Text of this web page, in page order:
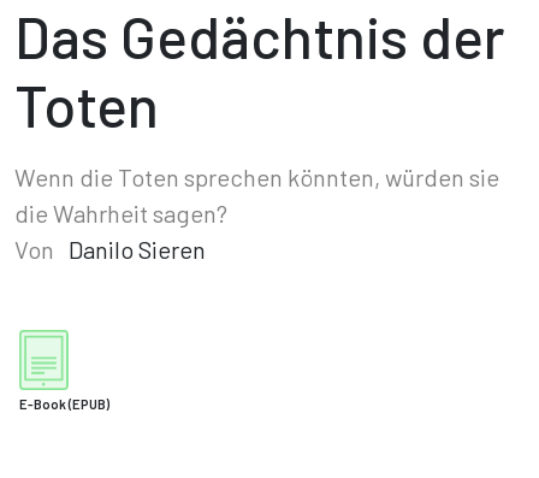
Das Gedächtnis der
Toten
Wenn die Toten sprechen könnten, würden sie
die Wahrheit sagen?
Von
Danilo Sieren
E-Book(EPUB)